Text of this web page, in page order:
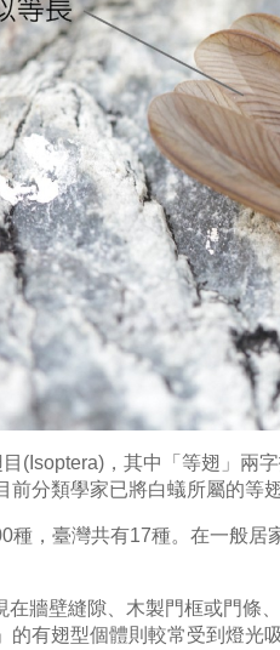
(Isoptera)，其中「等翅」兩
分類學家已將白蟻所屬的等
種，臺灣共有17種。在一般
在牆壁縫隙、木製門框或門條
有翅型個體則較常受到燈光